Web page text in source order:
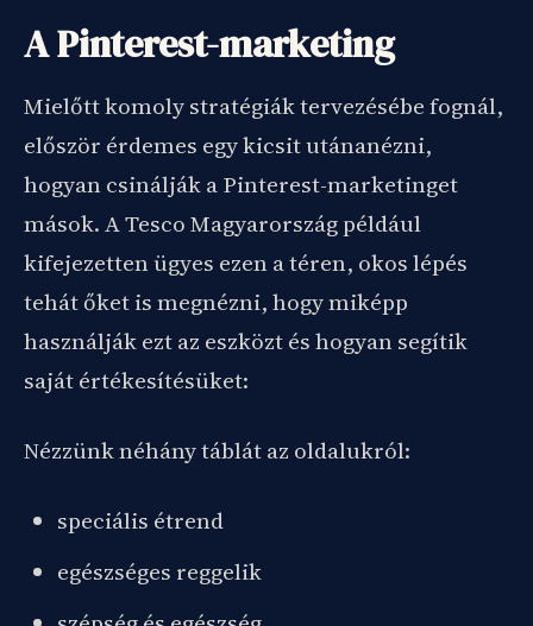
A Pinterest-marketing
Mielőtt komoly stratégiák tervezésébe fognál,
először érdemes egy kicsit utánanézni,
hogyan csinálják a Pinterest-marketinget
mások. A Tesco Magyarország például
kifejezetten ügyes ezen a téren, okos lépés
tehát őket is megnézni, hogy miképp
használják ezt az eszközt és hogyan segítik
saját értékesítésüket:
Nézzünk néhány táblát az oldalukról:
speciális étrend
egészséges reggelik